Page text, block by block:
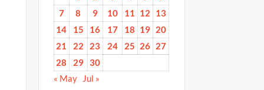
7
8 9 10 11 12
13
14
15 16 17 18 19 20
21
22 23 24 25 26 27
28
29 30
« May
Jul »